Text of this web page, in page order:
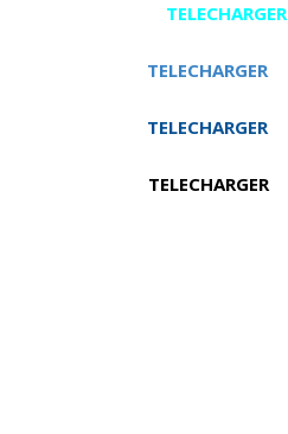
3 temps TELECHARGER
1 sens TELECHARGER
2 sens TELECHARGER
sens TELECHARGER